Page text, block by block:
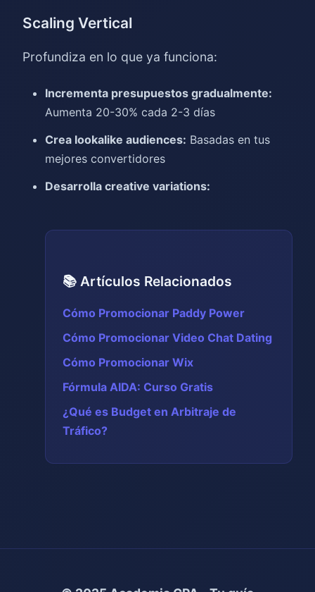
Scaling Vertical
Profundiza en lo que ya funciona:
Incrementa presupuestos gradualmente:
Aumenta 20-30% cada 2-3 días
Crea lookalike audiences: Basadas en tus
mejores convertidores
Desarrolla creative variations:
📚 Artículos Relacionados
Cómo Promocionar Paddy Power
Cómo Promocionar Video Chat Dating
Cómo Promocionar Wix
Fórmula AIDA: Curso Gratis
¿Qué es Budget en Arbitraje de
Tráfico?